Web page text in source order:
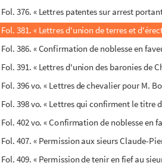
Fol. 376. « Lettres patentes sur arrest
Fol. 381. « Lettres d'union de terres et
Fol. 386. « Confirmation de noblesse en
Fol. 391. « Lettres d'union des baronies de
Fol. 396 vo. « Lettres de chevalier pour M.
Fol. 398 vo. « Lettres qui confirment le titre
Fol. 402 vo. « Confirmation de noblesse en
Fol. 407. « Permission aux sieurs Claude-
Fol. 409. « Permission de tenir en fief au